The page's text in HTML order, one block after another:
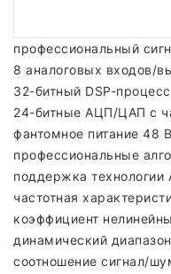
профессиональный
8 аналоговых входов/
32-битный DSP-
24-битные АЦП/ЦАП с
фантомное питание 48
профессиональные
поддержка технологии
частотная
коэффициент
динамический
соотношение сигнал/